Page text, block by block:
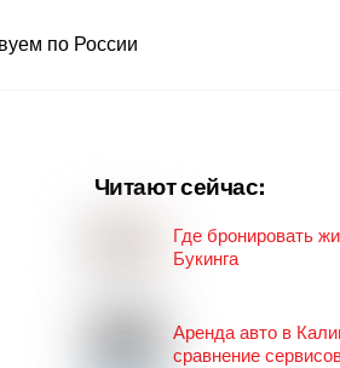
по России
Читают сейчас:
Где бронировать
Букинга
Аренда авто в
сравнение